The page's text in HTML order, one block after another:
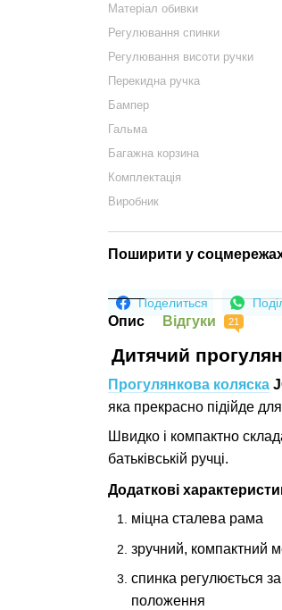
Матеріал обивки
Регулювання спинки
Регулювання висоти ручки
Перекидна ручка
Бампер
Гальма
Багажна корзина
Комплектація
Виробник
Поширити у
Поделиться
Опис Відгуки 21
Дитячий
Прогулянкова коляска
яка прекрасно підійде
Швидко і компактно
батьківській ручці.
Додаткові
міцна сталева рама
зручний, компактний
спинка регулюється
положення